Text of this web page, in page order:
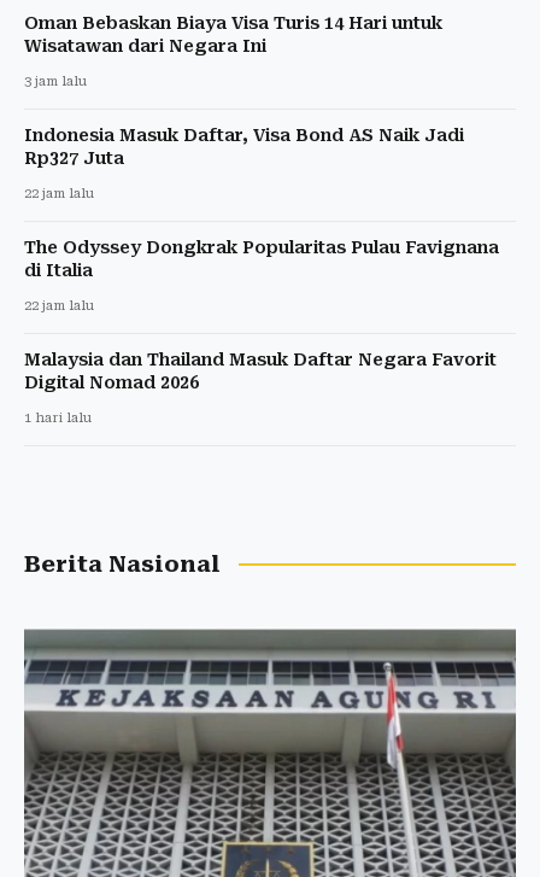
Oman Bebaskan Biaya Visa Turis 14 Hari untuk
Wisatawan dari Negara Ini
3 jam lalu
Indonesia Masuk Daftar, Visa Bond AS Naik Jadi
Rp327 Juta
22 jam lalu
The Odyssey Dongkrak Popularitas Pulau Favignana
di Italia
22 jam lalu
Malaysia dan Thailand Masuk Daftar Negara Favorit
Digital Nomad 2026
1 hari lalu
Berita Nasional